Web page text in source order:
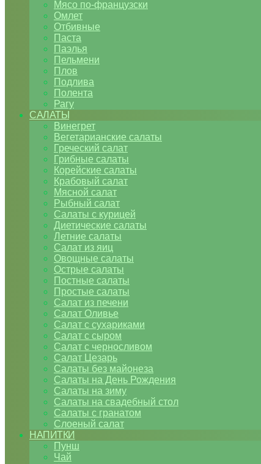
Мясо по-французски
Омлет
Отбивные
Паста
Паэлья
Пельмени
Плов
Подлива
Полента
Рагу
САЛАТЫ
Винегрет
Вегетарианские салаты
Греческий салат
Грибные салаты
Корейские салаты
Крабовый салат
Мясной салат
Рыбный салат
Салаты с курицей
Диетические салаты
Летние салаты
Салат из яиц
Овощные салаты
Острые салаты
Постные салаты
Простые салаты
Салат из печени
Салат Оливье
Салат с сухариками
Салат с сыром
Салат с черносливом
Салат Цезарь
Салаты без майонеза
Салаты на День Рождения
Салаты на зиму
Салаты на свадебный стол
Салаты с гранатом
Слоеный салат
НАПИТКИ
Пунш
Чай